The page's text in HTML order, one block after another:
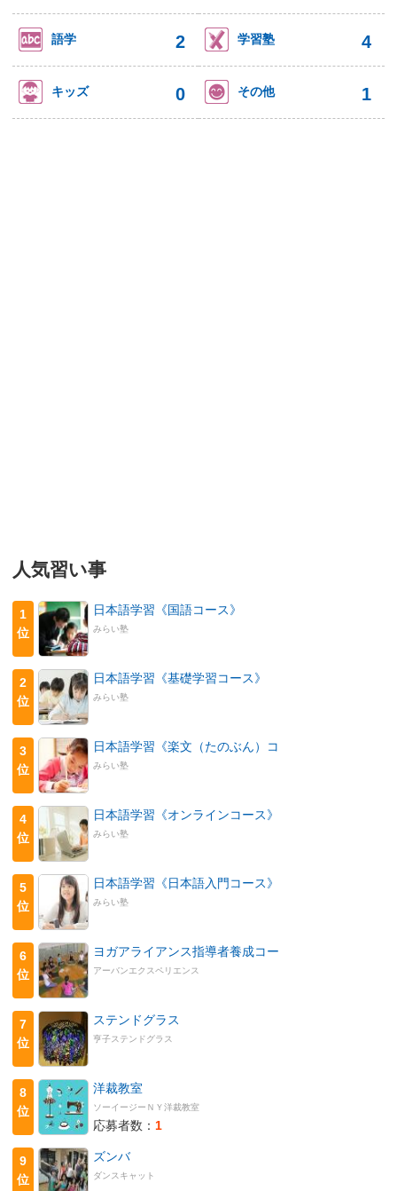
語学 2 学習塾 4
キッズ 0 その他 1
人気習い事
1
位
日本語学習《国語コース》
みらい塾
2
位
日本語学習《基礎学習コース》
みらい塾
3
位
日本語学習《楽文（たのぶん）コ
みらい塾
4
位
日本語学習《オンラインコース》
みらい塾
5
位
日本語学習《日本語入門コース》
みらい塾
6
位
ヨガアライアンス指導者養成コー
アーバンエクスペリエンス
7
位
ステンドグラス
亨子ステンドグラス
8
位
洋裁教室
ソーイージーＮＹ洋裁教室
応募者数： 1
9
位
ズンバ
ダンスキャット